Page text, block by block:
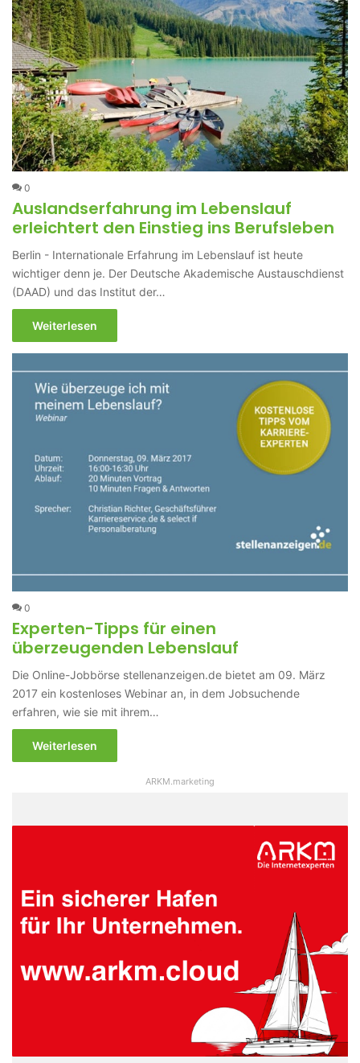
0
Auslandserfahrung im Lebenslauf
erleichtert den Einstieg ins Berufsleben
Berlin - Internationale Erfahrung im Lebenslauf ist heute
wichtiger denn je. Der Deutsche Akademische Austauschdienst
(DAAD) und das Institut der…
Weiterlesen
0
Experten-Tipps für einen
überzeugenden Lebenslauf
Die Online-Jobbörse stellenanzeigen.de bietet am 09. März
2017 ein kostenloses Webinar an, in dem Jobsuchende
erfahren, wie sie mit ihrem…
Weiterlesen
ARKM.marketing